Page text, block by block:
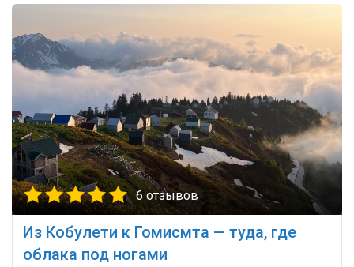
6 отзывов
Из Кобулети к Гомисмта — туда, где
облака под ногами